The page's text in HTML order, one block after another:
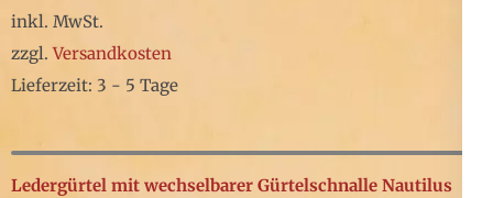
Varianten
auf.
Die
inkl. MwSt.
zzgl.Versandkosten
Lieferzeit: 3 - 5 Tage
Produkt
weist
Ledergürtel mit wechselbarer Gürtelschnalle Nautilus